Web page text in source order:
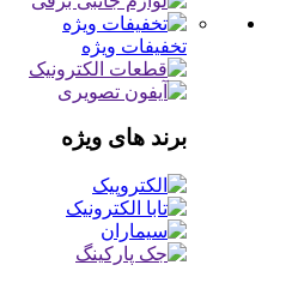
تخفیفات ویژه
برند های ویژه